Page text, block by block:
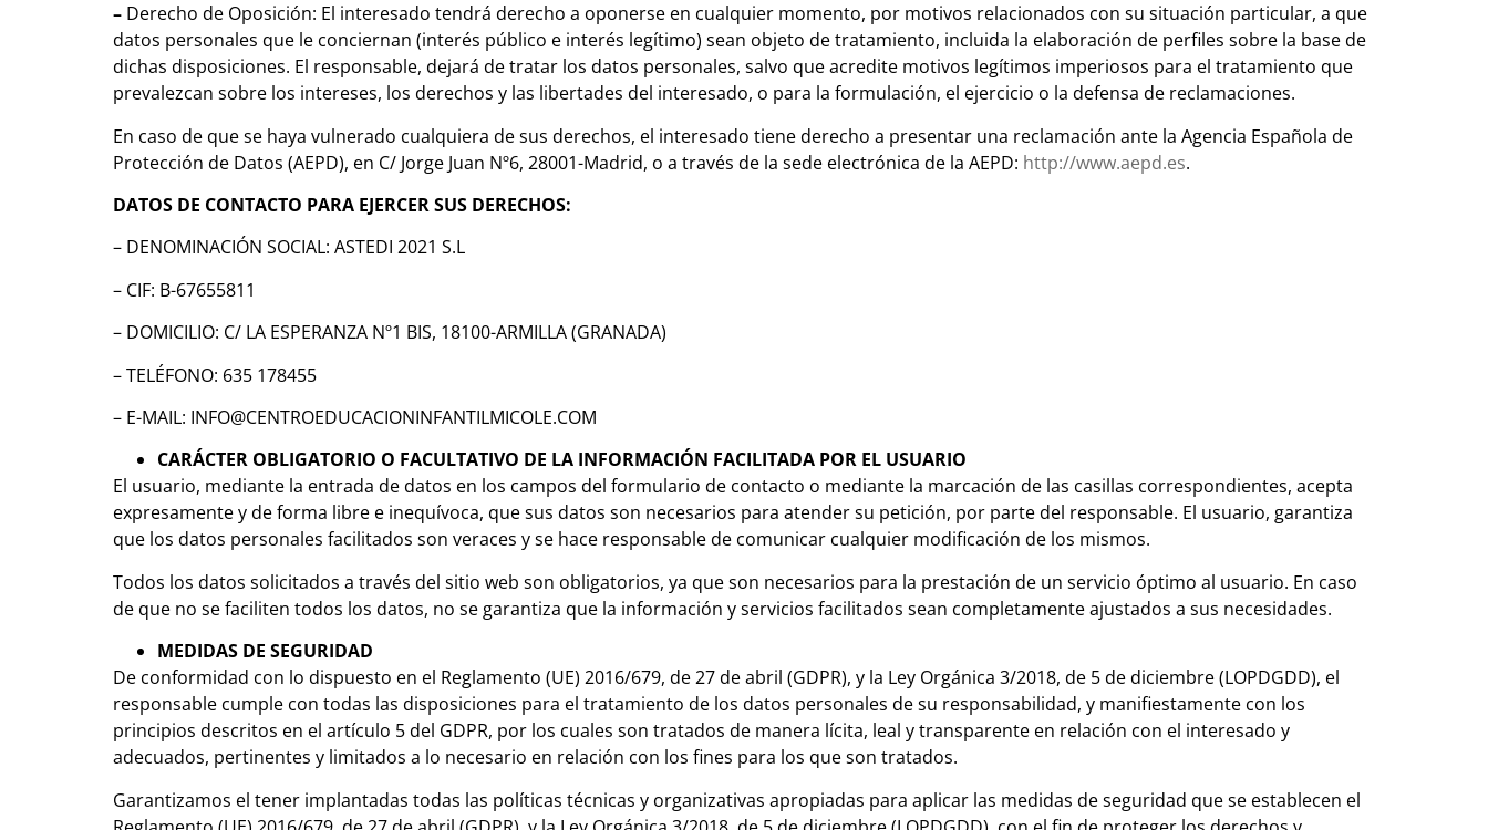
– Derecho de Oposición: El interesado tendrá derecho a oponerse en cualquier momento, por motivos relacionados con su situación particular, a que
datos personales que le conciernan (interés público e interés legítimo) sean objeto de tratamiento, incluida la elaboración de perfiles sobre la base de
dichas disposiciones. El responsable, dejará de tratar los datos personales, salvo que acredite motivos legítimos imperiosos para el tratamiento que
prevalezcan sobre los intereses, los derechos y las libertades del interesado, o para la formulación, el ejercicio o la defensa de reclamaciones.
En caso de que se haya vulnerado cualquiera de sus derechos, el interesado tiene derecho a presentar una reclamación ante la Agencia Española de
Protección de Datos (AEPD), en C/ Jorge Juan Nº6, 28001-Madrid, o a través de la sede electrónica de la AEPD: http://www.aepd.es.
DATOS DE CONTACTO PARA EJERCER SUS DERECHOS:
– DENOMINACIÓN SOCIAL: ASTEDI 2021 S.L
– CIF: B-67655811
– DOMICILIO: C/ LA ESPERANZA Nº1 BIS, 18100-ARMILLA (GRANADA)
– TELÉFONO: 635 178455
– E-MAIL: INFO@CENTROEDUCACIONINFANTILMICOLE.COM
CARÁCTER OBLIGATORIO O FACULTATIVO DE LA INFORMACIÓN FACILITADA POR EL USUARIO
El usuario, mediante la entrada de datos en los campos del formulario de contacto o mediante la marcación de las casillas correspondientes, acepta
expresamente y de forma libre e inequívoca, que sus datos son necesarios para atender su petición, por parte del responsable. El usuario, garantiza
que los datos personales facilitados son veraces y se hace responsable de comunicar cualquier modificación de los mismos.
Todos los datos solicitados a través del sitio web son obligatorios, ya que son necesarios para la prestación de un servicio óptimo al usuario. En caso
de que no se faciliten todos los datos, no se garantiza que la información y servicios facilitados sean completamente ajustados a sus necesidades.
MEDIDAS DE SEGURIDAD
De conformidad con lo dispuesto en el Reglamento (UE) 2016/679, de 27 de abril (GDPR), y la Ley Orgánica 3/2018, de 5 de diciembre (LOPDGDD), el
responsable cumple con todas las disposiciones para el tratamiento de los datos personales de su responsabilidad, y manifiestamente con los
principios descritos en el artículo 5 del GDPR, por los cuales son tratados de manera lícita, leal y transparente en relación con el interesado y
adecuados, pertinentes y limitados a lo necesario en relación con los fines para los que son tratados.
Garantizamos el tener implantadas todas las políticas técnicas y organizativas apropiadas para aplicar las medidas de seguridad que se establecen el